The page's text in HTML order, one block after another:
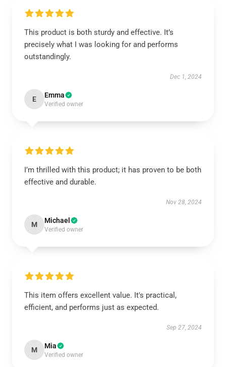
This product is both sturdy and effective. It’s
precisely what I was looking for and performs
outstandingly.
Dec 1, 2024
E Emma
Verified owner
I’m thrilled with this product; it has proven to be both
effective and durable.
Nov 28, 2024
M Michael
Verified owner
This item offers excellent value. It's practical,
efficient, and performs just as expected.
Sep 27, 2024
M Mia
Verified owner